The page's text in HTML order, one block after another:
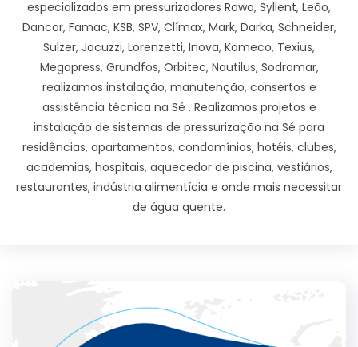
especializados em pressurizadores Rowa, Syllent, Leão,
Dancor, Famac, KSB, SPV, Clímax, Mark, Darka, Schneider,
Sulzer, Jacuzzi, Lorenzetti, Inova, Komeco, Texius,
Megapress, Grundfos, Orbitec, Nautilus, Sodramar,
realizamos instalação, manutenção, consertos e
assistência técnica na Sé . Realizamos projetos e
instalação de sistemas de pressurização na Sé para
residências, apartamentos, condomínios, hotéis, clubes,
academias, hospitais, aquecedor de piscina, vestiários,
restaurantes, indústria alimentícia e onde mais necessitar
de água quente.